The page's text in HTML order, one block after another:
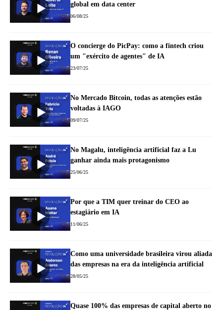
global em data center
06/08/25
O concierge do PicPay: como a fintech criou
um "exército de agentes" de IA
23/07/25
No Mercado Bitcoin, todas as atenções estão
voltadas à IAGO
09/07/25
No Magalu, inteligência artificial faz a Lu
ganhar ainda mais protagonismo
25/06/25
Por que a TIM quer treinar do CEO ao
estagiário em IA
11/06/25
Como uma universidade brasileira virou aliada
das empresas na era da inteligência artificial
28/05/25
Quase 100% das empresas de capital aberto no